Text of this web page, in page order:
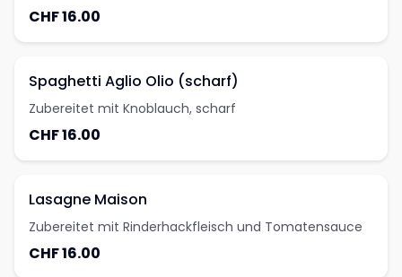
CHF 16.00
Spaghetti Aglio Olio (scharf)
Zubereitet mit Knoblauch, scharf
CHF 16.00
Lasagne Maison
Zubereitet mit Rinderhackfleisch und Tomatensauce
CHF 16.00